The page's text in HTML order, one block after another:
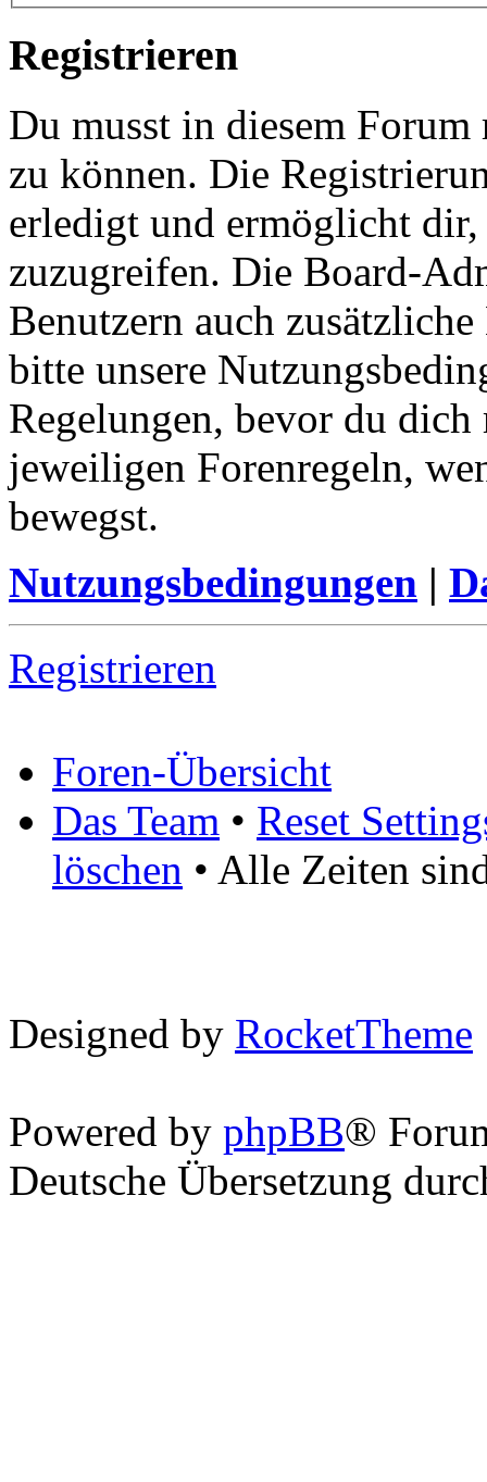
Registrieren
Du musst in diesem
zu können. Die
erledigt und ermöglicht
zuzugreifen. Die Board-
Benutzern auch
bitte unsere
Regelungen, bevor du
jeweiligen Forenregeln,
bewegst.
Nutzungsbedingungen |
Registrieren
Foren-Übersicht
Das Team • Reset
löschen • Alle Zeiten
Designed by RocketTheme
Powered by phpBB®
Deutsche Übersetzung